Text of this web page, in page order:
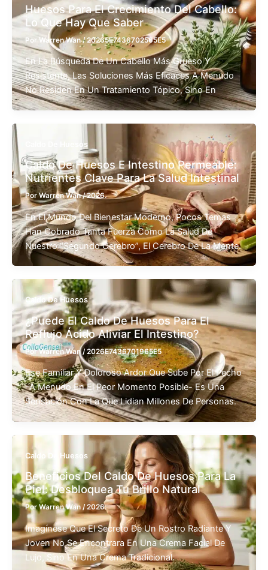
Huesos Para El Crecimiento Del Cabello:
Lo Que Hay Que Saber
Por Warren Wan/20265E7436702565E5
En La Búsqueda De Un Cabello Más Grueso Y
Resistente, Las Soluciones Más Eficaces A Menudo
No Residen En Un Tratamiento Tópico, Sino En
Caldo De Huesos
Caldo De Huesos E Intestino Permeable:
Nutrientes Clave Para La Salud Intestinal
PorWarren Wan/2026.
En El Mundo Del Bienestar Moderno, Pocos Temas
Han Cobrado Tanta Fuerza Como La Salud De
Nuestro “segundo Cerebro”, El Cerebro De La Mente.
Caldo De Huesos
¿Puede El Caldo De Huesos Para El
Reflujo Ácido Aliviar El Intestino?
PorWarren Wan/2026E7436701965E5
Ese Familiar Y Doloroso Ardor Que Sube Por El Pecho
-a Menudo En El Peor Momento Posible- Es Una
Sensación Con La Que Lidian Millones De Personas.
Caldo De Huesos
Beneficios Del Caldo De Huesos Para La
Piel: Desbloquea Tu Brillo Natural
Por Warren Wan /2026.
Imagínese Que El Secreto De Un Rostro Radiante Y
Joven No Se Encontrara En Una Crema Facial De
Lujo, Sino En Una Crema Tradicional.